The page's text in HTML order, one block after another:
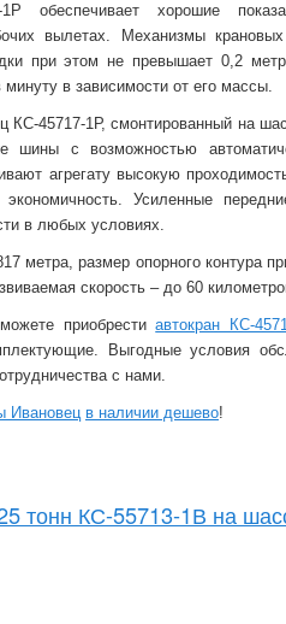
обеспечивает хорошие
вылетах. Механизмы
при этом не превышает 0,2
в зависимости от его массы.
КС-45717-1Р, смонтированный на
шины с возможностью
агрегату высокую
Усиленные
в любых условиях.
метра, размер опорного контура
скорость – до 60
приобрестиавтокран КС-
Выгодные условия
с нами.
Ивановец в наличии дешево!
тонн КС-55713-1В на